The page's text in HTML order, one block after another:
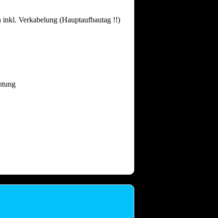
Verkabelung (Hauptaufbautag !!)